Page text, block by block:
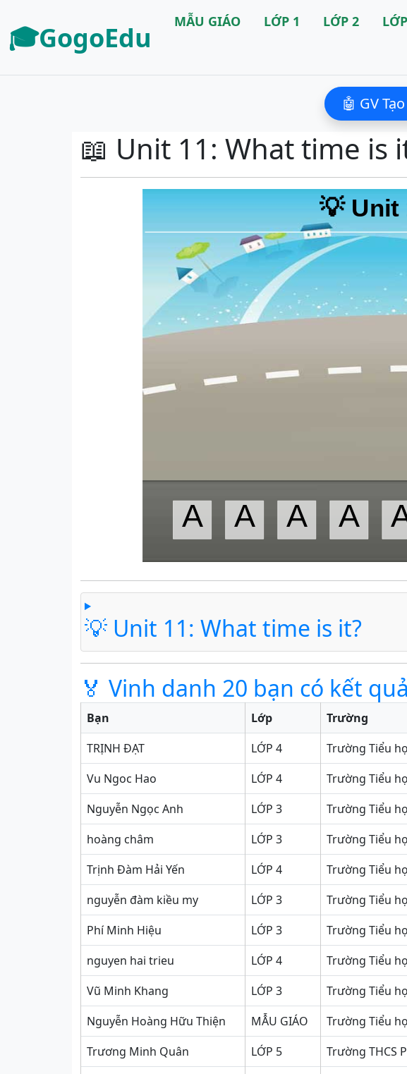
🎓GogoEdu MẪU GIÁO LỚP 1 LỚP 2
🤖 GV
📖 Unit 11: What time is
💡 Unit 11: What time is it?
🏅 Vinh danh 20 bạn có kết
Bạn Lớp Trường
TRỊNH ĐẠT
LỚP 4 Trường Tiểu
Vu Ngoc Hao
LỚP 4 Trường Tiểu
Nguyễn Ngọc Anh
LỚP 3 Trường Tiểu
hoàng châm
LỚP 3 Trường Tiểu
Trịnh Đàm Hải Yến
LỚP 4 Trường Tiểu
nguyễn đàm kiều my
LỚP 3 Trường Tiểu
Phí Minh Hiệu
LỚP 3 Trường Tiểu
nguyen hai trieu
LỚP 4 Trường Tiểu
Vũ Minh Khang
LỚP 3 Trường Tiểu
Nguyễn Hoàng Hữu Thiện
MẪU GIÁO Trường Tiểu
Trương Minh Quân
LỚP 5 Trường THCS